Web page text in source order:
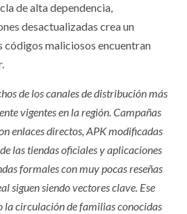
de alta dependencia,
desactualizadas crea un
códigos maliciosos encuentran
de los canales de distribución más
vigentes en la región. Campañas
enlaces directos, APK modificadas
las tiendas oficiales y aplicaciones
formales con muy pocas reseñas
siguen siendo vectores clave. Ese
circulación de familias conocidas